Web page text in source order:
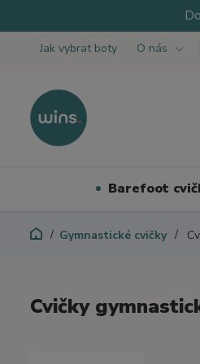
Jak vybrat boty O nás
Barefoot
Gymnastické cvičky
Cvičky